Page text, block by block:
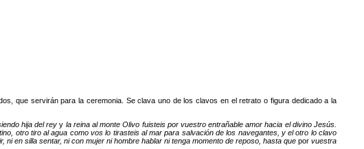
que servirán para la ceremonia. Se clava uno de los clavos en el retrato o figura dedicado a la
hija del reyy la reina al monte Olivo fuisteis por vuestro entrañable amor hacia el divino Jesús.
otro tiro al agua como vos lo tirasteis al mar para salvación de los navegantes, y el otro lo clavo
en silla sentar, ni con mujer ni hombre hablar ni tenga momento de reposo, hasta que porvuestra